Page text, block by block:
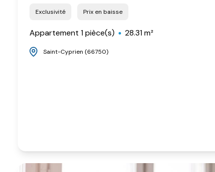
Exclusivité Prix en baisse
Appartement 1 pièce(s) 28.31 m²
Saint-Cyprien (66750)